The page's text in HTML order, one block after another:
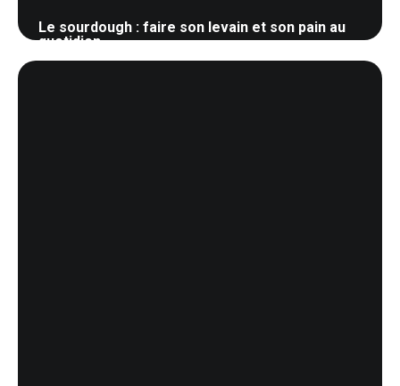
Le sourdough : faire son levain et son pain au
quotidien